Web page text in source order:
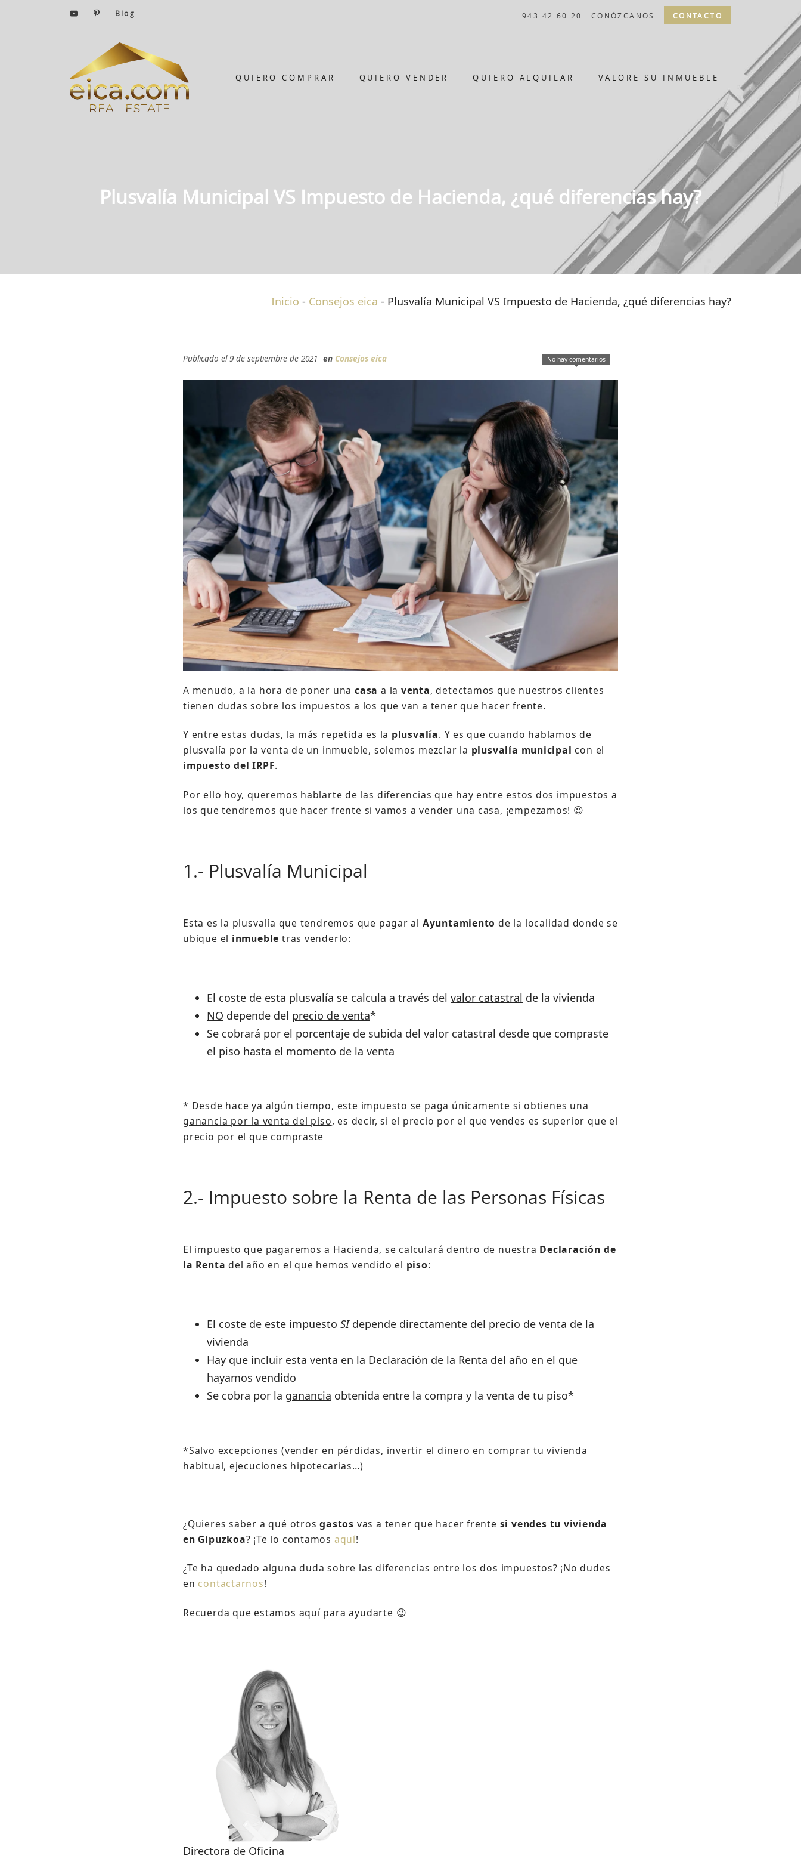
Blog 943 42 60 20 CONÓZCANOS CONTACTO
QUIERO COMPRAR QUIERO VENDER QUIERO ALQUILAR VALORE SU INMUEBLE
Plusvalía Municipal VS Impuesto de Hacienda, ¿qué diferencias hay?
Inicio - Consejos eica - Plusvalía Municipal VS Impuesto de Hacienda, ¿qué diferencias hay?
No hay comentarios
Publicado el 9 de septiembre de 2021 en Consejos eica
A menudo, a la hora de poner una casa a la venta, detectamos que nuestros clientes
tienen dudas sobre los impuestos a los que van a tener que hacer frente.
Y entre estas dudas, la más repetida es la plusvalía. Y es que cuando hablamos de
plusvalía por la venta de un inmueble, solemos mezclar la plusvalía municipal con el
impuesto del IRPF.
Por ello hoy, queremos hablarte de las diferencias que hay entre estos dos impuestos a
los que tendremos que hacer frente si vamos a vender una casa, ¡empezamos! 😉
1.- Plusvalía Municipal
Esta es la plusvalía que tendremos que pagar al Ayuntamiento de la localidad donde se
ubique el inmueble tras venderlo:
El coste de esta plusvalía se calcula a través del valor catastral de la vivienda
NO depende del precio de venta*
Se cobrará por el porcentaje de subida del valor catastral desde que compraste
el piso hasta el momento de la venta
* Desde hace ya algún tiempo, este impuesto se paga únicamente si obtienes una
ganancia por la venta del piso, es decir, si el precio por el que vendes es superior que el
precio por el que compraste
2.- Impuesto sobre la Renta de las Personas Físicas
El impuesto que pagaremos a Hacienda, se calculará dentro de nuestra Declaración de
la Renta del año en el que hemos vendido el piso:
El coste de este impuesto SIdepende directamente del precio de venta de la
vivienda
Hay que incluir esta venta en la Declaración de la Renta del año en el que
hayamos vendido
Se cobra por la ganancia obtenida entre la compra y la venta de tu piso*
*Salvo excepciones (vender en pérdidas, invertir el dinero en comprar tu vivienda
habitual, ejecuciones hipotecarias…)
¿Quieres saber a qué otrosgastos vas a tener que hacer frente si vendes tu vivienda
en Gipuzkoa? ¡Te lo contamos aquí!
¿Te ha quedado alguna duda sobre las diferencias entre los dos impuestos? ¡No dudes
en contactarnos!
Recuerda que estamos aquí para ayudarte 😉
Directora de Oficina